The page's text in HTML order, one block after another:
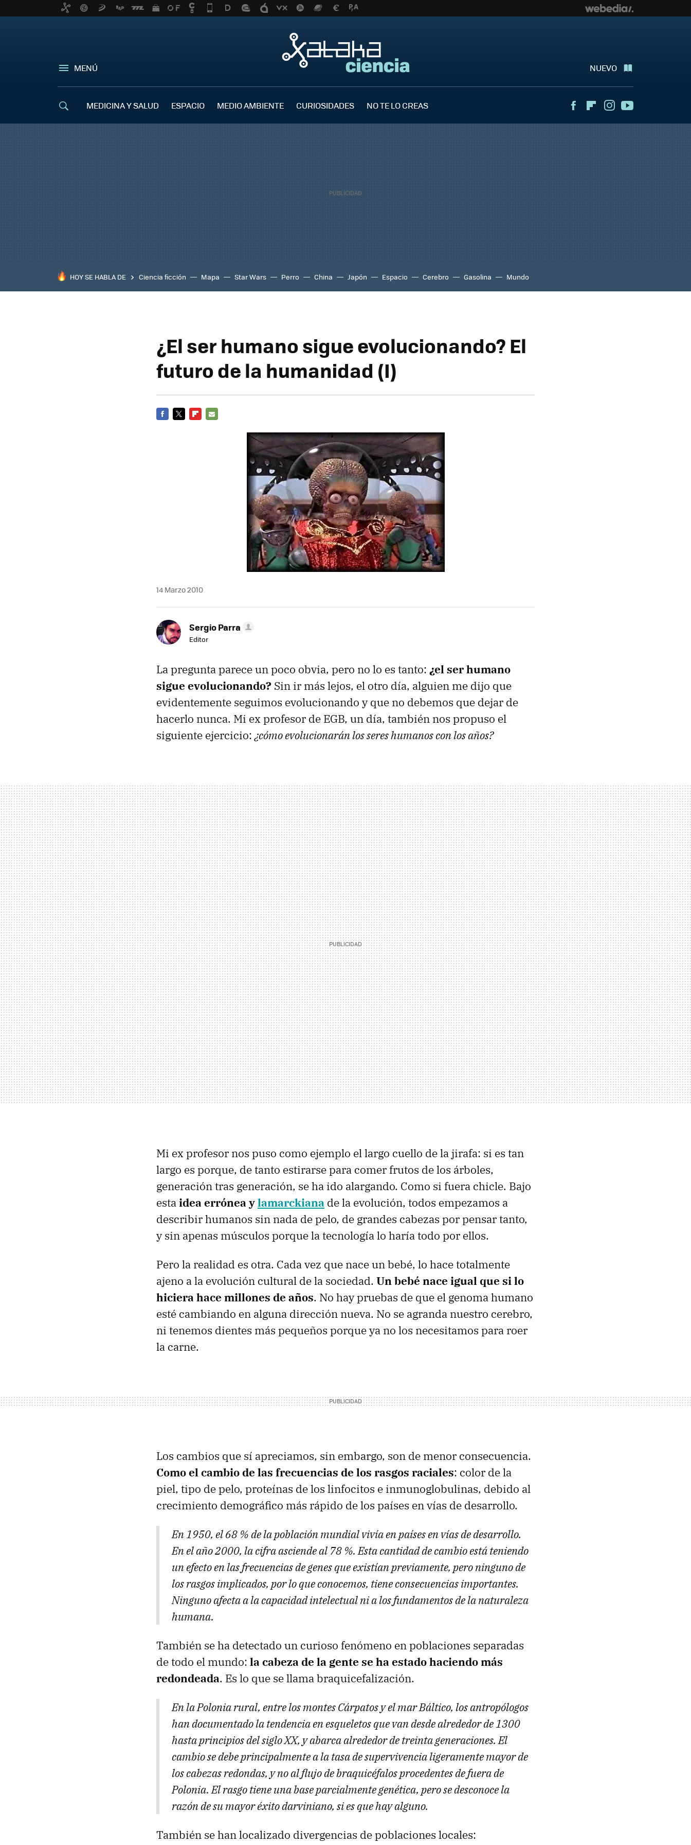
MENÚ NUEVO
MEDICINA Y SALUD ESPACIO MEDIO AMBIENTE CURIOSIDADES NO TE LO CREAS FacebookFlipboardInstagram
HOY SE HABLA DE Ciencia ficción Mapa Star Wars Perro China Japón Espacio Cerebro Gasolina Mundo
¿El ser humano sigue evolucionando? El
futuro de la humanidad (I)
14 Marzo 2010
Sergio Parra
Editor
La pregunta parece un poco obvia, pero no lo es tanto: ¿el ser humano
sigue evolucionando? Sin ir más lejos, el otro día, alguien me dijo que
evidentemente seguimos evolucionando y que no debemos que dejar de
hacerlo nunca. Mi ex profesor de EGB, un día, también nos propuso el
siguiente ejercicio:¿cómo evolucionarán los seres humanos con los años?
Mi ex profesor nos puso como ejemplo el largo cuello de la jirafa: si es tan
largo es porque, de tanto estirarse para comer frutos de los árboles,
generación tras generación, se ha ido alargando. Como si fuera chicle. Bajo
estaidea errónea ylamarckiana de la evolución, todos empezamos a
describir humanos sin nada de pelo, de grandes cabezas por pensar tanto,
y sin apenas músculos porque la tecnología lo haría todo por ellos.
Pero la realidad es otra. Cada vez que nace un bebé, lo hace totalmente
ajeno a la evolución cultural de la sociedad. Un bebé nace igual que si lo
hiciera hace millones de años. No hay pruebas de que el genoma humano
esté cambiando en alguna dirección nueva. No se agranda nuestro cerebro,
ni tenemos dientes más pequeños porque ya no los necesitamos para roer
la carne.
Los cambios que sí apreciamos, sin embargo, son de menor consecuencia.
Como el cambio de las frecuencias de los rasgos raciales: color de la
piel, tipo de pelo, proteínas de los linfocitos e inmunoglobulinas, debido al
crecimiento demográfico más rápido de los países en vías de desarrollo.
En 1950, el 68 % de la población mundial vivía en países en vías de desarrollo.
En el año 2000, la cifra asciende al 78 %. Esta cantidad de cambio está teniendo
un efecto en las frecuencias de genes que existían previamente, pero ninguno de
los rasgos implicados, por lo que conocemos, tiene consecuencias importantes.
Ninguno afecta a la capacidad intelectual ni a los fundamentos de la naturaleza
humana.
También se ha detectado un curioso fenómeno en poblaciones separadas
de todo el mundo: la cabeza de la gente se ha estado haciendo más
redondeada. Es lo que se llama braquicefalización.
En la Polonia rural, entre los montes Cárpatos y el mar Báltico, los antropólogos
han documentado la tendencia en esqueletos que van desde alrededor de 1300
hasta principios del siglo XX, y abarca alrededor de treinta generaciones. El
cambio se debe principalmente a la tasa de supervivencia ligeramente mayor de
los cabezas redondas, y no al flujo de braquicéfalos procedentes de fuera de
Polonia. El rasgo tiene una base parcialmente genética, pero se desconoce la
razón de su mayor éxito darviniano, si es que hay alguno.
También se han localizado divergencias de poblaciones locales: